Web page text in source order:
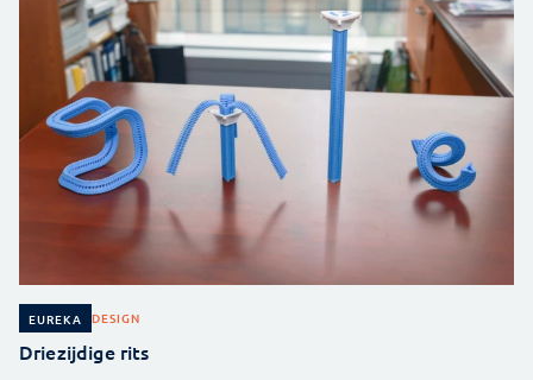
EUREKA DESIGN
Driezijdige rits